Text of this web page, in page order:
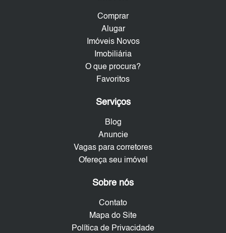
Comprar
Alugar
Imóveis Novos
Imobiliária
O que procura?
Favoritos
Serviços
Blog
Anuncie
Vagas para corretores
Ofereça seu imóvel
Sobre nós
Contato
Mapa do Site
Política de Privacidade